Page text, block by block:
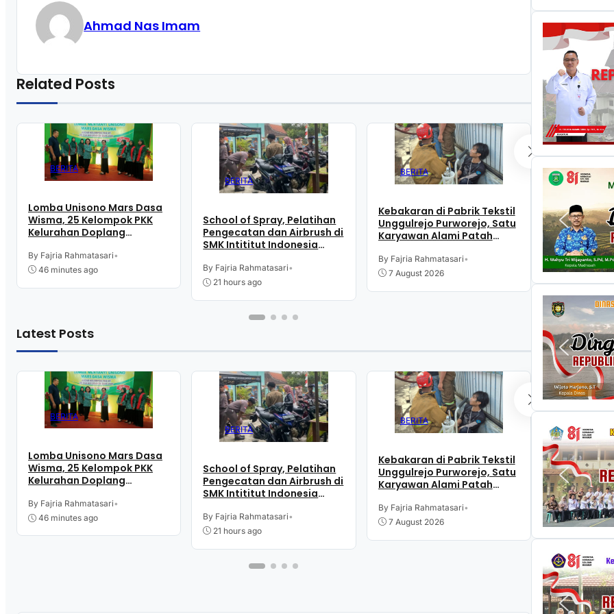
Ahmad Nas Imam
Related Posts
BERITA
Lomba Unisono Mars Dasa
Wisma, 25 Kelompok PKK
Kelurahan Doplang
Kekompakan
By Fajria Rahmatasari•
46 minutes ago
BERITA
School of Spray, Pelatihan
Pengecatan dan Airbrush di
SMK Intititut Indonesia
By Fajria Rahmatasari•
21 hours ago
BERITA
Kebakaran di Pabrik Tekstil
Unggulrejo Purworejo, Satu
Karyawan Alami Patah
Sesak Nafas
By Fajria Rahmatasari•
7 August 2026
BERITA
Kebakaran
Unggulrejo
Diduga
Listrik
By Fajria
7 August
Latest Posts
BERITA
Lomba Unisono Mars Dasa
Wisma, 25 Kelompok PKK
Kelurahan Doplang
Kekompakan
By Fajria Rahmatasari•
46 minutes ago
BERITA
School of Spray, Pelatihan
Pengecatan dan Airbrush di
SMK Intititut Indonesia
By Fajria Rahmatasari•
21 hours ago
BERITA
Kebakaran di Pabrik Tekstil
Unggulrejo Purworejo, Satu
Karyawan Alami Patah
Sesak Nafas
By Fajria Rahmatasari•
7 August 2026
Kebakaran
Unggulrejo
Diduga
Listrik
By Fajria
7 August